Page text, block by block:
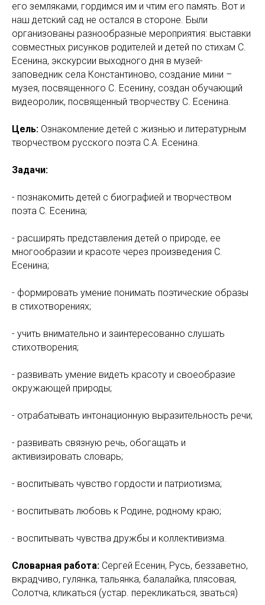
его земляками, гордимся им и чтим его память. Вот и
наш детский сад не остался в стороне. Были
организованы разнообразные мероприятия: выставки
совместных рисунков родителей и детей по стихам С.
Есенина, экскурсии выходного дня в музей-
заповедник села Константиново, создание мини –
музея, посвященного С. Есенину, создан обучающий
видеоролик, посвященный творчеству С. Есенина.
Цель: Ознакомление детей с жизнью и литературным
творчеством русского поэта С.А. Есенина.
Задачи:
- познакомить детей с биографией и творчеством
поэта С. Есенина;
- расширять представления детей о природе, ее
многообразии и красоте через произведения С.
Есенина;
- формировать умение понимать поэтические образы
в стихотворениях;
- учить внимательно и заинтересованно слушать
стихотворения;
- развивать умение видеть красоту и своеобразие
окружающей природы;
- отрабатывать интонационную выразительность речи;
- развивать связную речь, обогащать и
активизировать словарь;
- воспитывать чувство гордости и патриотизма;
- воспитывать любовь к Родине, родному краю;
- воспитывать чувства дружбы и коллективизма.
Словарная работа: Сергей Есенин, Русь, беззаветно,
вкрадчиво, гулянка, тальянка, балалайка, плясовая,
Солотча, кликаться (устар. перекликаться, зваться)